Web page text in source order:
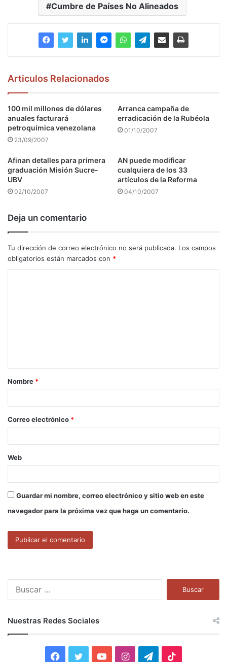
Cumbre de Países No Alineados
Articulos Relacionados
100 mil millones de dólares
anuales facturará
petroquímica venezolana
23/09/2007
Arranca campaña de
erradicación de la Rubéola
01/10/2007
Afinan detalles para primera
graduación Misión Sucre-
UBV
02/10/2007
AN puede modificar
cualquiera de los 33
artículos de la Reforma
04/10/2007
Deja un comentario
Tu dirección de correo electrónico no será publicada. Los campos
obligatorios están marcados con *
a
r
*
Nombre *
Correo electrónico *
Web
Guardar mi nombre, correo electrónico y sitio web en este
navegador para la próxima vez que haga un comentario.
:
Nuestras Redes Sociales
I